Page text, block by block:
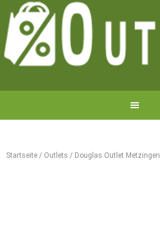
Startseite / Outlets / Douglas Outlet Metzingen